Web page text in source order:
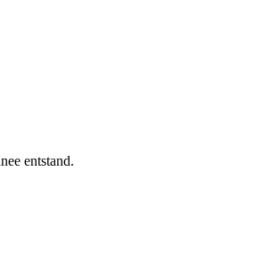
entstand.